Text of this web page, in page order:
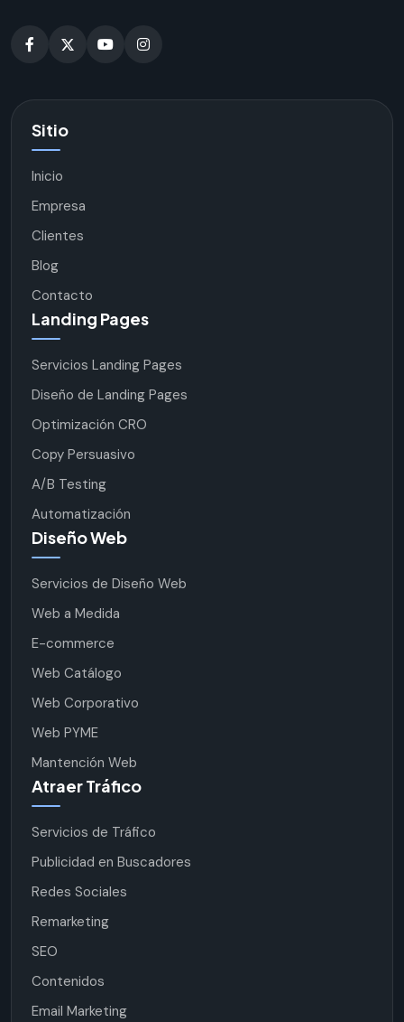
Sitio
Inicio
Empresa
Clientes
Blog
Contacto
Landing Pages
Servicios Landing Pages
Diseño de Landing Pages
Optimización CRO
Copy Persuasivo
A/B Testing
Automatización
Diseño Web
Servicios de Diseño Web
Web a Medida
E-commerce
Web Catálogo
Web Corporativo
Web PYME
Mantención Web
Atraer Tráfico
Servicios de Tráfico
Publicidad en Buscadores
Redes Sociales
Remarketing
SEO
Contenidos
Email Marketing